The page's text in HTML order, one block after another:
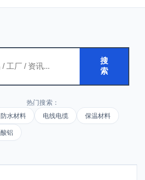
搜
索
热门搜索：
防水材料 电线电缆 保温材料
铝